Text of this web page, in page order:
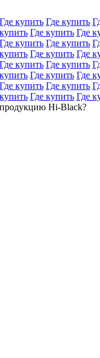
Где купить Где купить
Где купить Где
Где купить Где купить
Где купить Где
Где купить Где купить
Где купить Где
Где купить Где купить
Где купить Где
продукцию Hi-Black?